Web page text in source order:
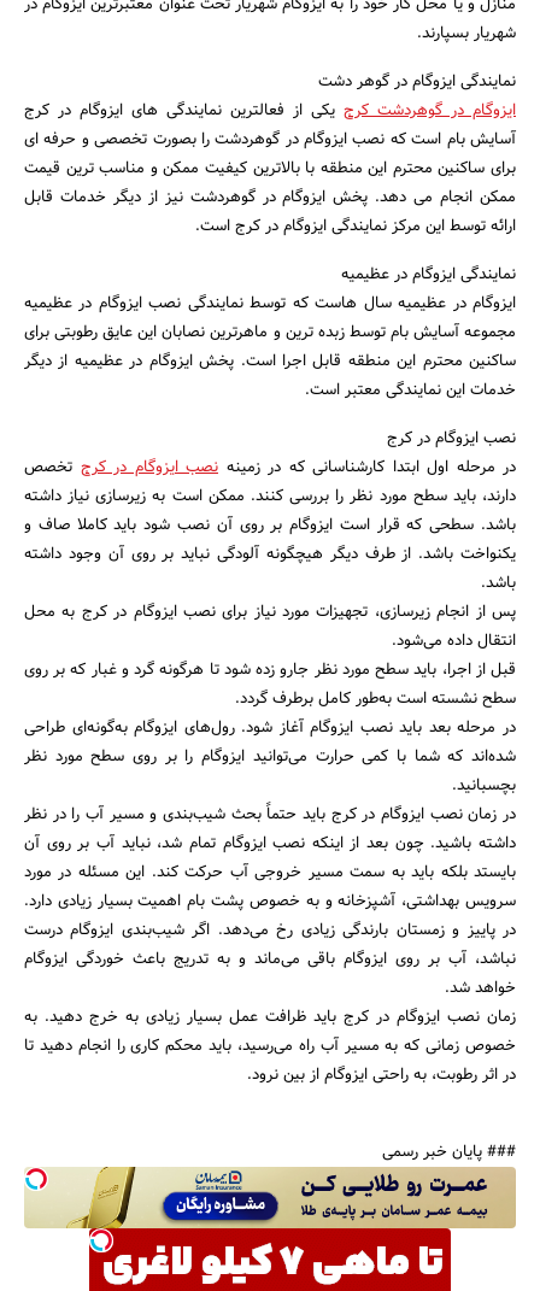
منازل و یا محل کار خود را به ایزوگام شهریار تحت عنوان معتبرترین ایزوگام در
شهریار بسپارند.
نمایندگی ایزوگام در گوهر دشت
ایزوگام در گوهردشت کرج یکی از فعالترین نمایندگی های ایزوگام در کرج
آسایش بام است که نصب ایزوگام در گوهردشت را بصورت تخصصی و حرفه ای
برای ساکنین محترم این منطقه با بالاترین کیفیت ممکن و مناسب ترین قیمت
ممکن انجام می دهد. پخش ایزوگام در گوهردشت نیز از دیگر خدمات قابل
ارائه توسط این مرکز نمایندگی ایزوگام در کرج است.
نمایندگی ایزوگام در عظیمیه
ایزوگام در عظیمیه سال هاست که توسط نمایندگی نصب ایزوگام در عظیمیه
مجموعه آسایش بام توسط زبده ترین و ماهرترین نصابان این عایق رطوبتی برای
ساکنین محترم این منطقه قابل اجرا است. پخش ایزوگام در عظیمیه از دیگر
خدمات این نمایندگی معتبر است.
نصب ایزوگام در کرج
در مرحله اول ابتدا کارشناسانی که در زمینه نصب ایزوگام در کرج تخصص
دارند، باید سطح مورد نظر را بررسی کنند. ممکن است به زیرسازی نیاز داشته
باشد. سطحی که قرار است ایزوگام بر روی آن نصب شود باید کاملا صاف و
یکنواخت باشد. از طرف دیگر هیچگونه آلودگی نباید بر روی آن وجود داشته
باشد.
پس از انجام زیرسازی، تجهیزات مورد نیاز برای نصب ایزوگام در کرج به محل
انتقال داده می‌شود.
قبل از اجرا، باید سطح مورد نظر جارو زده شود تا هرگونه گرد و غبار که بر روی
سطح نشسته است به‌طور کامل برطرف گردد.
در مرحله بعد باید نصب ایزوگام آغاز شود. رول‌های ایزوگام به‌گونه‌ای طراحی
شده‌اند که شما با کمی حرارت می‌توانید ایزوگام را بر روی سطح مورد نظر
بچسبانید.
در زمان نصب ایزوگام در کرج باید حتماً بحث شیب‌بندی و مسیر آب را در نظر
داشته باشید. چون بعد از اینکه نصب ایزوگام تمام شد، نباید آب بر روی آن
بایستد بلکه باید به سمت مسیر خروجی آب حرکت کند. این مسئله در مورد
سرویس بهداشتی، آشپزخانه و به خصوص پشت بام اهمیت بسیار زیادی دارد.
در پاییز و زمستان بارندگی زیادی رخ می‌دهد. اگر شیب‌بندی ایزوگام درست
نباشد، آب بر روی ایزوگام باقی می‌ماند و به تدریج باعث خوردگی ایزوگام
خواهد شد.
زمان نصب ایزوگام در کرج باید ظرافت عمل بسیار زیادی به خرج دهید. به
خصوص زمانی که به مسیر آب راه می‌رسید، باید محکم کاری را انجام دهید تا
در اثر رطوبت، به راحتی ایزوگام از بین نرود.
### پایان خبر رسمی